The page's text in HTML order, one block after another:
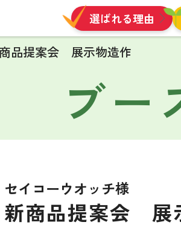
選ばれる理由
品提案会 展示物造作
ブー
セイコーウオッチ様
新商品提案会 展